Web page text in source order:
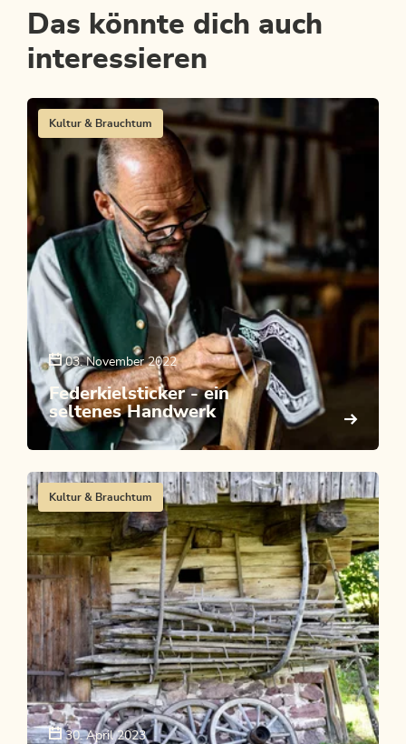
Das könnte dich auch
interessieren
Kultur & Brauchtum
03. November 2022
Federkielsticker - ein
seltenes Handwerk
Kultur & Brauchtum
30. April 2023